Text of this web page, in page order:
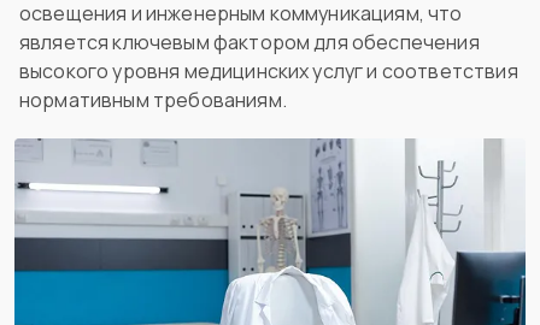
освещения и инженерным коммуникациям, что
является ключевым фактором для обеспечения
высокого уровня медицинских услуг и соответствия
нормативным требованиям.